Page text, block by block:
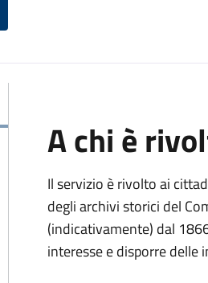
A chi è
Il servizio è rivolto ai
degli archivi storici del
(indicativamente) dal
interesse e disporre delle